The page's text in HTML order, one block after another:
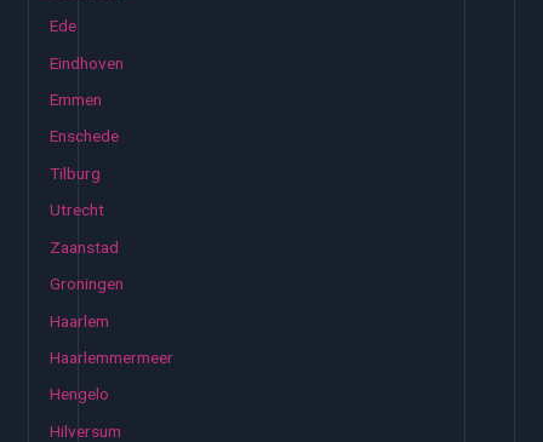
Ede
Eindhoven
Emmen
Enschede
Tilburg
Utrecht
Zaanstad
Groningen
Haarlem
Haarlemmermeer
Hengelo
Hilversum